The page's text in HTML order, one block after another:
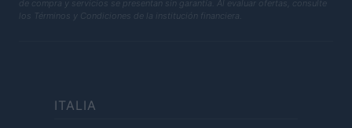
de compra y servicios se presentan sin garantía. Al evaluar ofertas, consulte
los Términos y Condiciones de la institución financiera.
ITALIA